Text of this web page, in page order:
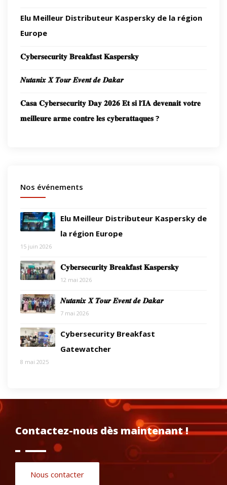
Elu Meilleur Distributeur Kaspersky de la région
Europe
𝐂𝐲𝐛𝐞𝐫𝐬𝐞𝐜𝐮𝐫𝐢𝐭𝐲 𝐁𝐫𝐞𝐚𝐤𝐟𝐚𝐬𝐭 𝐊𝐚𝐬𝐩𝐞𝐫𝐬𝐤𝐲
𝑵𝒖𝒕𝒂𝒏𝒊𝒙 𝑿 𝑻𝒐𝒖𝒓 𝑬𝒗𝒆𝒏𝒕 𝒅𝒆 𝑫𝒂𝒌𝒂𝒓
𝐂𝐚𝐬𝐚 𝐂𝐲𝐛𝐞𝐫𝐬𝐞𝐜𝐮𝐫𝐢𝐭𝐲 𝐃𝐚𝐲 𝟐𝟎𝟐𝟔 𝐄𝐭 𝐬𝐢 𝐥’𝐈𝐀 𝐝𝐞𝐯𝐞𝐧𝐚𝐢𝐭 𝐯𝐨𝐭𝐫𝐞
𝐦𝐞𝐢𝐥𝐥𝐞𝐮𝐫𝐞 𝐚𝐫𝐦𝐞 𝐜𝐨𝐧𝐭𝐫𝐞 𝐥𝐞𝐬 𝐜𝐲𝐛𝐞𝐫𝐚𝐭𝐭𝐚𝐪𝐮𝐞𝐬 ?
Nos événements
Elu Meilleur Distributeur Kaspersky de
la région Europe
15 juin 2026
𝐂𝐲𝐛𝐞𝐫𝐬𝐞𝐜𝐮𝐫𝐢𝐭𝐲 𝐁𝐫𝐞𝐚𝐤𝐟𝐚𝐬𝐭 𝐊𝐚𝐬𝐩𝐞𝐫𝐬𝐤𝐲
12 mai 2026
𝑵𝒖𝒕𝒂𝒏𝒊𝒙 𝑿 𝑻𝒐𝒖𝒓 𝑬𝒗𝒆𝒏𝒕 𝒅𝒆 𝑫𝒂𝒌𝒂𝒓
7 mai 2026
Cybersecurity Breakfast
Gatewatcher
8 mai 2025
Contactez-nous dès maintenant !
Nous contacter